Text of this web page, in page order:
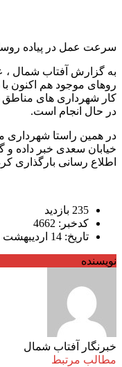
سرعت عمل در پیاده
به گزارش آفتاب شمال ،
روهای موجود هم اکنون
کار شهرداری های مناطق
در حال انجام است.
در همین راستا شهرداری
خیابان سعدی خبر داده و
اطلاع رسانی بارگذاری
235 بازدید
کدخبر: 4662
تاریخ: 14 اردیبهشت 1399
نویسنده
خبرنگار آفتاب شمال
مطالب مرتبط